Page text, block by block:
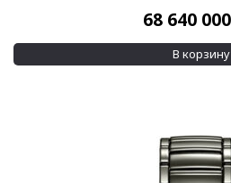
68 640 000
В корзину